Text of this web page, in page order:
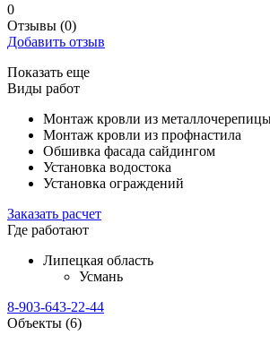
0
Отзывы (0)
Добавить отзыв
Показать еще
Виды работ
Монтаж кровли из
Монтаж кровли из профнастила
Обшивка фасада сайдингом
Установка водостока
Установка ограждений
Заказать расчет
Где работают
Липецкая область
Усмань
8-903-643-22-44
Объекты (6)